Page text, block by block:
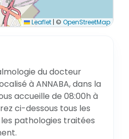
Leaflet | © OpenStreetMap
du docteur
à ANNABA, dans la
accueille de 08:00h à
ci-dessous tous les
pathologies traitées